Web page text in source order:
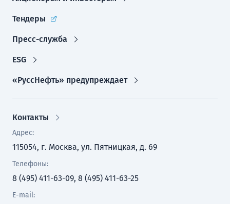
Тендеры
Пресс-служба
ESG
«РуссНефть» предупреждает
Контакты
Адрес:
115054, г. Москва, ул. Пятницкая, д. 69
Телефоны:
8 (495) 411-63-09, 8 (495) 411-63-25
E-mail: